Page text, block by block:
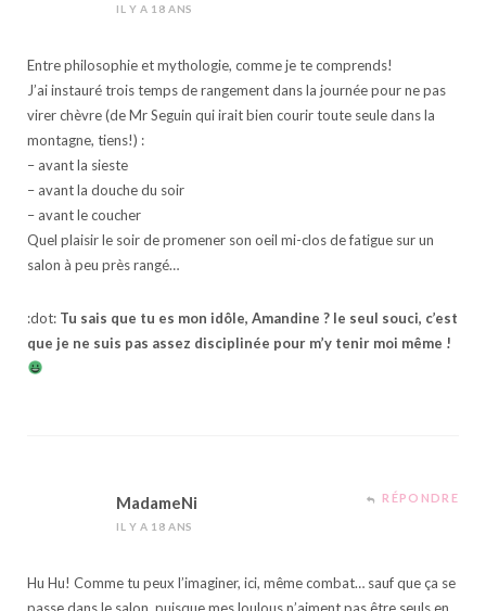
IL Y A 18 ANS
Entre philosophie et mythologie, comme je te comprends!
J’ai instauré trois temps de rangement dans la journée pour ne pas
virer chèvre (de Mr Seguin qui irait bien courir toute seule dans la
montagne, tiens!) :
– avant la sieste
– avant la douche du soir
– avant le coucher
Quel plaisir le soir de promener son oeil mi-clos de fatigue sur un
salon à peu près rangé…
:dot: Tu sais que tu es mon idôle, Amandine ? le seul souci, c’est
que je ne suis pas assez disciplinée pour m’y tenir moi même !
MadameNi
IL Y A 18 ANS
RÉPONDRE
Hu Hu! Comme tu peux l’imaginer, ici, même combat… sauf que ça se